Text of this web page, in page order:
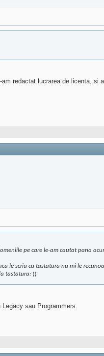
redactat lucrarea de licenta, si
pe care le-am cautat pana
le scriu cu tastatura nu mi le
tastatura: țţ
sau Programmers.